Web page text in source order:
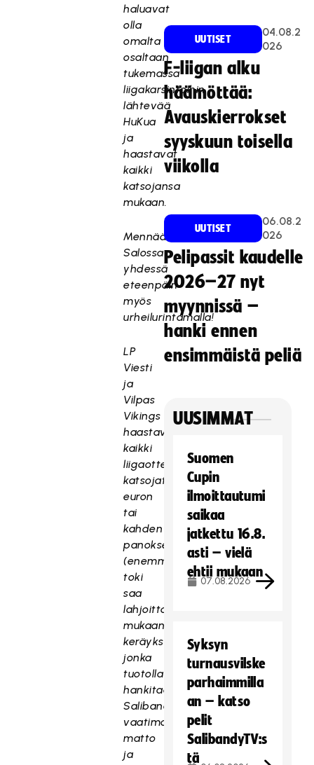
haluavat
olla
omalta
osaltaan
tukemassa
liigakarsintoihin
lähtevää
HuKua
ja
haastavat
kaikki
katsojansa
mukaan.
Mennään
Salossa
yhdessä
eteenpäin
myös
urheilurintamalla!
LP
Viesti
ja
Vilpas
Vikings
haastavat
kaikki
liigaotteluidensa
katsojat
euron
tai
kahden
panoksella
(enemmänkin
toki
saa
lahjoittaa)
mukaan
keräykseen,
jonka
tuotolla
hankitaan
Salibandyliitton
vaatima
matto
ja
UUTISET
04.08.2
026
F-liigan alku
häämöttää:
Avauskierrokset
syyskuun toisella
viikolla
UUTISET
06.08.2
026
Pelipassit kaudelle
2026–27 nyt
myynnissä –
hanki ennen
ensimmäistä peliä
UUSIMMAT
Suomen
Cupin
ilmoittautumi
saikaa
jatkettu 16.8.
asti – vielä
ehtii mukaan
07.08.2026
Syksyn
turnausvilske
parhaimmilla
an – katso
pelit
SalibandyTV:s
tä